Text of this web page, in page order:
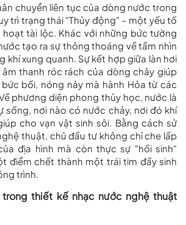
chuyển liên tục của dòng nước trong
trì trạng thái "Thủy động" – một yếu tố
tài lộc. Khác với những bức tường
tạo ra sự thông thoáng về tầm nhìn
khí xung quanh. Sự kết hợp giữa làn hơi
thanh róc rách của dòng chảy giúp
bối, nóng nảy mà hành Hỏa từ các
phương diện phong thủy học, nước là
sống, nơi nào có nước chảy, nơi đó khí
cho vạn vật sinh sôi. Bằng cách sử
thuật, chủ đầu tư không chỉ che lấp
địa hình mà còn thực sự "hồi sinh"
điểm chết thành một trái tim đầy sinh
trình.
trong thiết kế nhạc nước nghệ thuật